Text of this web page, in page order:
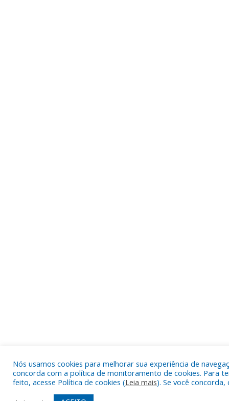
Nós usamos cookies para melhorar sua experiência de
concorda com a política de monitoramento de cookies. Para
feito, acesse Política de cookies (Leia mais). Se você concorda,